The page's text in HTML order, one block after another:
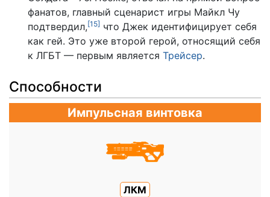
фанатов, главный сценарист игры Майкл Чу
подтвердил,[15] что Джек идентифицирует себя
как гей. Это уже второй герой, относящий себя
к ЛГБТ — первым является Трейсер.
Способности
Импульсная винтовка
ЛКМ